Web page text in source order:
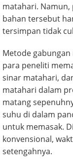
matahari.
bahan tersebut
tersimpan tidak
Metode
para peneliti
sinar matahari,
matahari dalam
matang
suhu di dalam
untuk memasak.
konvensional,
setengahnya.